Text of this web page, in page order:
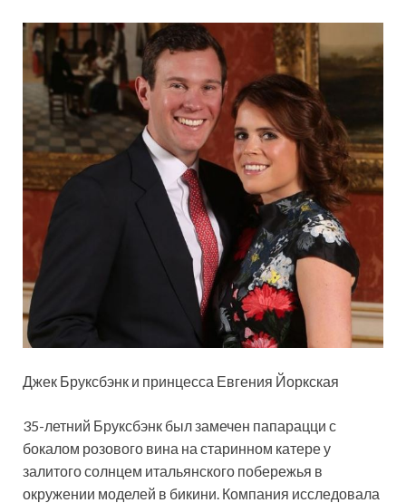
Джек Бруксбэнк и принцесса Евгения Йоркская
35-летний Бруксбэнк был замечен папарацци с
бокалом розового вина на старинном катере у
залитого солнцем итальянского побережья в
окружении моделей в бикини. Компания исследовала